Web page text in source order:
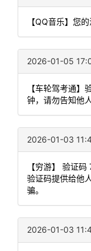
【QQ音乐】您
2026-01-05
【车轮驾考通
钟，请勿告知他人
2026-01-03
【穷游】 验证
验证码提供给他
骗。
2026-01-03